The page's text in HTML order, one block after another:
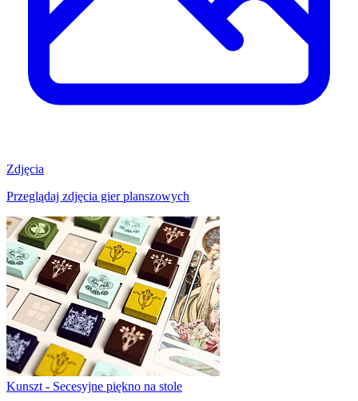
Zdjęcia
Przeglądaj zdjęcia gier planszowych
Kunszt - Secesyjne piękno na stole